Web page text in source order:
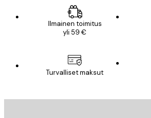
Ilmainen toimitus
yli 59 €
Turvalliset maksut